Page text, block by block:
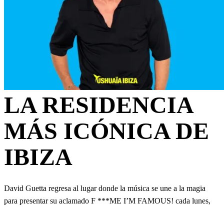
LA RESIDENCIA
MÁS ICÓNICA DE
IBIZA
David Guetta regresa al lugar donde la música se une a la magia
para presentar su aclamado F ***ME I’M FAMOUS! cada lunes,